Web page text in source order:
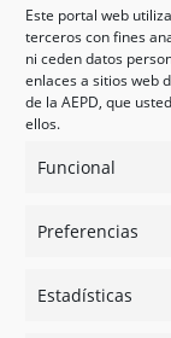
Este portal web
terceros con fines
ni ceden datos
enlaces a sitios web
de la AEPD, que
ellos.
Funcional
Preferencias
Estadísticas
Mapa del
Mi cuenta
Tienda
Psicología en
Guías
Redes
Instagram